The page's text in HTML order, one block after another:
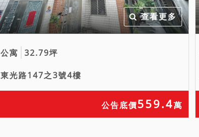
查看更多
公寓 32.79坪
東光路147之3號4樓
公告底價559.4萬